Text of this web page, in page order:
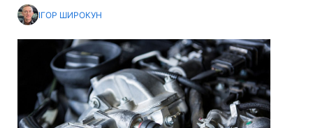
ІГОР ШИРОКУН